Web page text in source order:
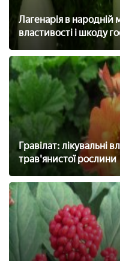
Лагенарія в народній
властивості і шкоду
Гравілат: лікувальні
трав'янистої рослини